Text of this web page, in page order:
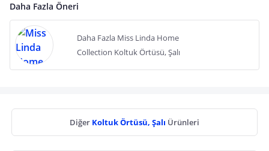
Daha Fazla Öneri
Daha Fazla Miss Linda Home
Collection Koltuk Örtüsü, Şalı
Diğer Koltuk Örtüsü, Şalı Ürünleri